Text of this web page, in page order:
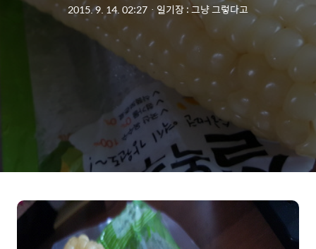
2015. 9. 14. 02:27 ㆍ 일기장 : 그냥 그렇다고